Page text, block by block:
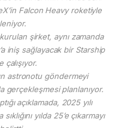
Falcon Heavy roketiyle
şirket, aynı zamanda
iniş sağlayacak bir Starship
çalışıyor.
astronotu göndermeyi
gerçekleşmesi planlanıyor.
açıklamada, 2025 yılı
yılda 25’e çıkarmayı